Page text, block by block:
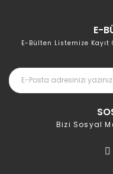
E-
E-Bülten Listemize
Bizi Sosyal